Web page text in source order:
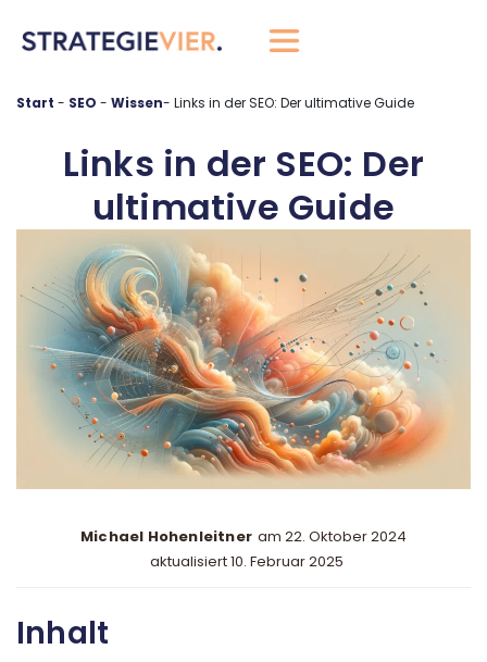
springen
Start - SEO - - Links in der SEO: Der ultimative Guide
Links in der SEO: Der
ultimative Guide
Michael Hohenleitner am 22. Oktober 2024
aktualisiert 10. Februar 2025
Inhalt